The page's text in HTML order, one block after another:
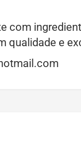
com
qualidade e